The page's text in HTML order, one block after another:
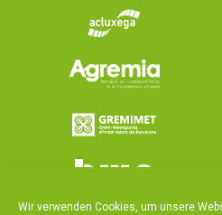
Wir verwenden Cookies, um unsere